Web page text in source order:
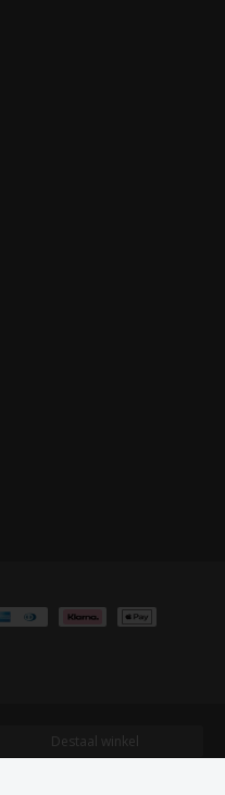
Destaal winkel